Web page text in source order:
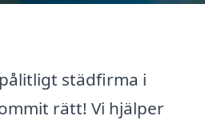
städfirma i
rätt! Vi hjälper